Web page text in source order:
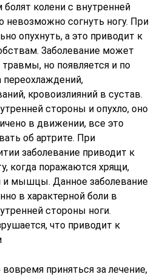
болят колени с внутренней
невозможно согнуть ногу. При
опухнуть, а это приводит к
Заболевание может
но появляется и по
переохлаждений,
кровоизлияний в сустав.
стороны и опухло, оно
в движении, все это
об артрите. При
заболевание приводит к
когда поражаются хрящи,
и мышцы. Данное заболевание
в характерной боли в
стороны ноги.
что приводит к
приняться за лечение,